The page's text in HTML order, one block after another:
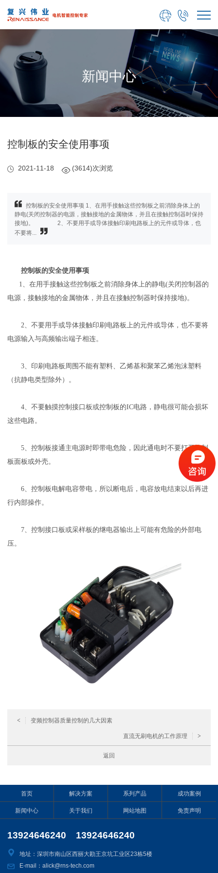


新闻中心
控制板的安全使用事项
2021-11-18 (3614)次浏览
控制板的安全使用事项 1、在用手接触这些控制板之前消除身体上的
静电(关闭控制器的电源，接触接地的金属物体，并且在接触控制器时保持
接地)。 2、不要用手或导体接触印刷电路板上的元件或导体，也
不要将...
控制板的安全使用事项
1、在用手接触这些控制板之前消除身体上的静电(关闭控制器的
电源，接触接地的金属物体，并且在接触控制器时保持接地)。
2、不要用手或导体接触印刷电路板上的元件或导体，也不要将
电源输入与高频输出端子相连。
3、印刷电路板周围不能有塑料、乙烯基和聚苯乙烯泡沫塑料
（抗静电类型除外）。
4、不要触摸控制接口板或控制板的IC电路，静电很可能会损坏
这些电路。
5、控制板接通主电源时即带电危险，因此通电时不要打开控制
板面板或外壳。
6、控制板电解电容带电，所以断电后，电容放电结束以后再进
行内部操作。
7、控制接口板或采样板的继电器输出上可能有危险的外部电
压。
< 变频控制器质量控制的几大因素
直流无刷电机的工作原理 >
返回
首页 解决方案 系列产品 成功案例
新闻中心 关于我们 网站地图 免责声明
13924646240 13924646240
地址：深圳市南山区西丽大勘王京坑工业区23栋5楼
E-mail：alick@rns-tech.com